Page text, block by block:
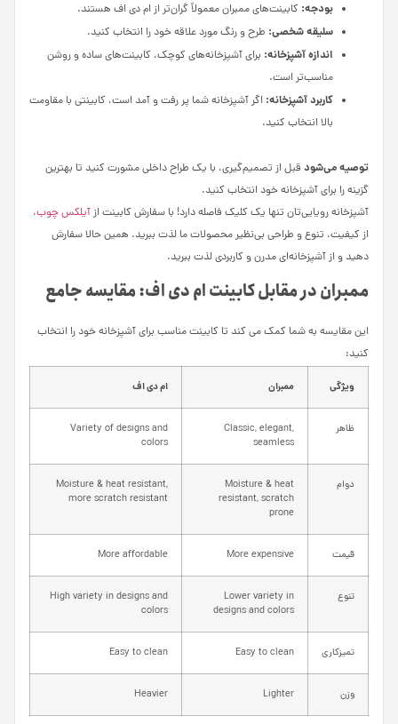
بودجه: کابینت‌های ممبران معمولاً گران‌تر از ام دی اف هستند.
سلیقه شخصی: طرح و رنگ مورد علاقه خود را انتخاب کنید.
اندازه آشپزخانه: برای آشپزخانه‌های کوچک، کابینت‌های ساده و روشن
مناسب‌تر است.
کاربرد آشپزخانه: اگر آشپزخانه شما پر رفت و آمد است، کابینتی با مقاومت
بالا انتخاب کنید.
توصیه می‌شود قبل از تصمیم‌گیری، با یک طراح داخلی مشورت کنید تا بهترین
گزینه را برای آشپزخانه خود انتخاب کنید.
آشپزخانه رویایی‌تان تنها یک کلیک فاصله دارد! با سفارش کابینت ازآیلکس چوب،
از کیفیت، تنوع و طراحی بی‌نظیر محصولات ما لذت ببرید. همین حالا سفارش
دهید و از آشپزخانه‌ای مدرن و کاربردی لذت ببرید.
ممبران در مقابل کابینت ام دی اف: مقایسه جامع
این مقایسه به شما کمک می کند تا کابینت مناسب برای آشپزخانه خود را انتخاب
کنید:
ویژگی ممبران ام دی اف
ظاهر
Classic, elegant,
seamless
Variety of designs and
colors
دوام
Moisture & heat
resistant, scratch
prone
Moisture & heat resistant,
more scratch resistant
قیمت More expensive
More affordable
تنوع
Lower variety in
designs and colors
High variety in designs and
colors
تمیزکاری Easy to clean
Easy to clean
وزن Lighter
Heavier